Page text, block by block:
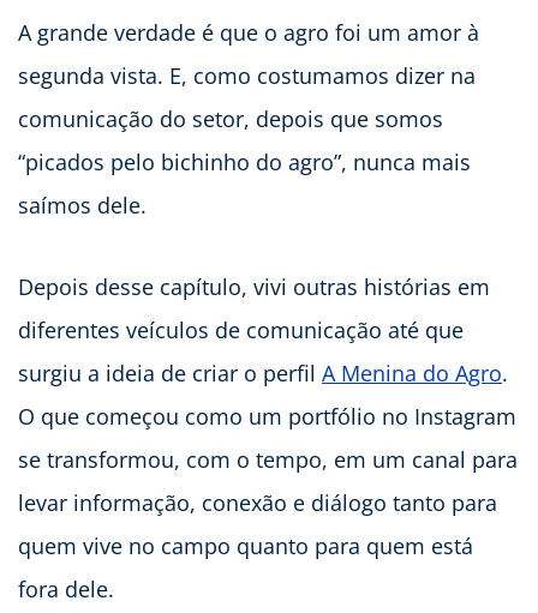
A grande verdade é que o agro foi um amor à
segunda vista. E, como costumamos dizer na
comunicação do setor, depois que somos
“picados pelo bichinho do agro”, nunca mais
saímos dele.
Depois desse capítulo, vivi outras histórias em
diferentes veículos de comunicação até que
surgiu a ideia de criar o perfil A Menina do Agro.
O que começou como um portfólio no Instagram
se transformou, com o tempo, em um canal para
levar informação, conexão e diálogo tanto para
quem vive no campo quanto para quem está
fora dele.